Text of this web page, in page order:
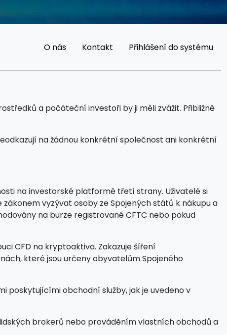
O nás Kontakt Přihlášení do systému
a počáteční investoři by ji měli zvážit. Přibližně
na žádnou konkrétní společnost ani konkrétní
na investorské platformě třetí strany. Uživatelé si
vyzývat osoby ze Spojených států k nákupu a
na burze registrované CFTC nebo pokud
CFD na kryptoaktiva. Zakazuje šíření
které jsou určeny obyvatelům Spojeného
poskytujícími obchodní služby, jak je uvedeno v
brokerů nebo prováděním vlastních obchodů a